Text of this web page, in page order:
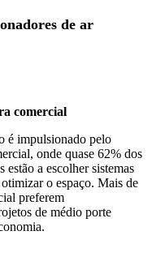
de ar
comercial
é impulsionado pelo
onde quase 62% dos
a escolher sistemas
o espaço. Mais de
preferem
de médio porte